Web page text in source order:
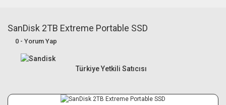
Canon R6 Mark IIIBundle Setler
SanDisk 2TB Extreme Portable SSD
0 - Yorum Yap
Türkiye Yetkili Satıcısı